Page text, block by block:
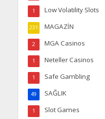
Low Volatility Slots
1
MAGAZİN
231
MGA Casinos
2
Neteller Casinos
1
Safe Gambling
1
SAĞLIK
49
Slot Games
1